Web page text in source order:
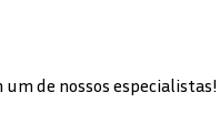
de nossos especialistas!